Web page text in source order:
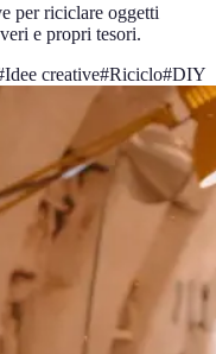
per riciclare oggetti
e propri tesori.
Idee creative#Riciclo#DIY